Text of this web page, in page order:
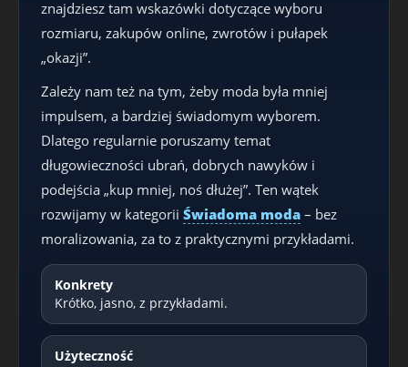
znajdziesz tam wskazówki dotyczące wyboru
rozmiaru, zakupów online, zwrotów i pułapek
„okazji”.
Zależy nam też na tym, żeby moda była mniej
impulsem, a bardziej świadomym wyborem.
Dlatego regularnie poruszamy temat
długowieczności ubrań, dobrych nawyków i
podejścia „kup mniej, noś dłużej”. Ten wątek
rozwijamy w kategorii Świadoma moda – bez
moralizowania, za to z praktycznymi przykładami.
Konkrety
Krótko, jasno, z przykładami.
Użyteczność